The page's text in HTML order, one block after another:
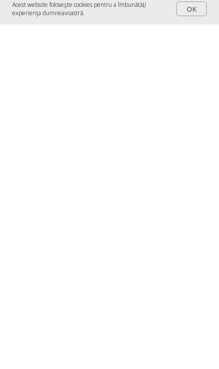
Acest website foloseşte cookies pentru a îmbunătăţi
experienţa dumneavoastră.
OK